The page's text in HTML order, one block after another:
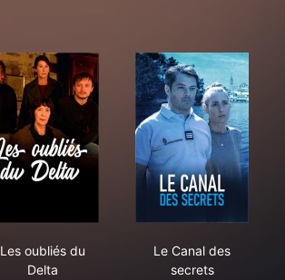
Les oubliés du
Delta
Le Canal des
secrets